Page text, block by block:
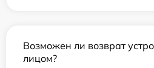
Возможен ли возврат
лицом?